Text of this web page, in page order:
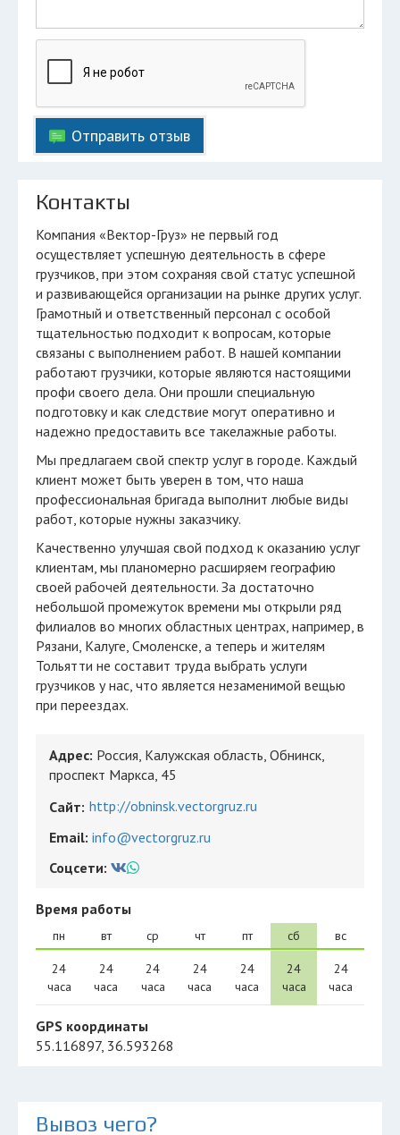
Отправить отзыв
Контакты
Компания «Вектор-Груз» не первый год
осуществляет успешную деятельность в сфере
грузчиков, при этом сохраняя свой статус успешной
и развивающейся организации на рынке других услуг.
Грамотный и ответственный персонал с особой
тщательностью подходит к вопросам, которые
связаны с выполнением работ. В нашей компании
работают грузчики, которые являются настоящими
профи своего дела. Они прошли специальную
подготовку и как следствие могут оперативно и
надежно предоставить все такелажные работы.
Мы предлагаем свой спектр услуг в городе. Каждый
клиент может быть уверен в том, что наша
профессиональная бригада выполнит любые виды
работ, которые нужны заказчику.
Качественно улучшая свой подход к оказанию услуг
клиентам, мы планомерно расширяем географию
своей рабочей деятельности. За достаточно
небольшой промежуток времени мы открыли ряд
филиалов во многих областных центрах, например, в
Рязани, Калуге, Смоленске, а теперь и жителям
Тольятти не составит труда выбрать услуги
грузчиков у нас, что является незаменимой вещью
при переездах.
Адрес: Россия, Калужская область, Обнинск,
проспект Маркса, 45
Сайт: http://obninsk.vectorgruz.ru
Email: info@vectorgruz.ru
Соцсети:
Время работы
пн
24
часа
вт
24
часа
ср
24
часа
чт
24
часа
пт
24
часа
сб
24
часа
вс
24
часа
GPS координаты
55.116897, 36.593268
Вывоз чего?